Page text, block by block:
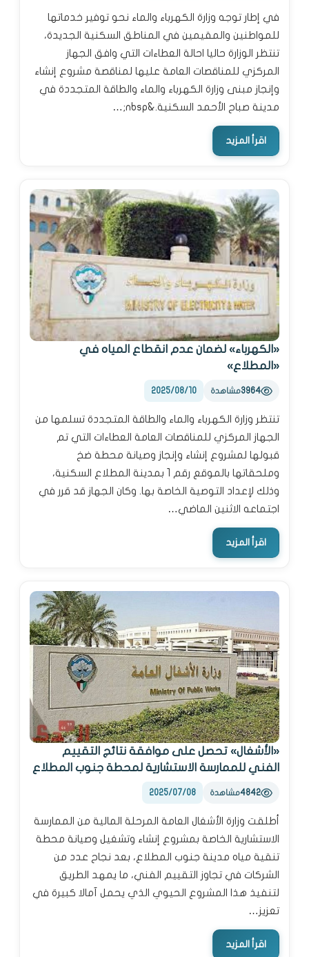
في إطار توجه وزارة الكهرباء والماء نحو توفير خدماتها
للمواطنين والمقيمين في المناطق السكنية الجديدة،
تنتظر الوزارة حاليا احالة العطاءات التي وافق الجهاز
المركزي للمناقصات العامة عليها لمناقصة مشروع إنشاء
وإنجاز مبنى وزارة الكهرباء والماء والطاقة المتجددة في
مدينة صباح الأحمد السكنية.&nbsp;…
اقرأ المزيد
«الكهرباء» لضمان عدم انقطاع المياه في
«المطلاع»
3964مشاهدة 2025/08/10
تنتظر وزارة الكهرباء والماء والطاقة المتجددة تسلمها من
الجهاز المركزي للمناقصات العامة العطاءات التي تم
قبولها لمشروع إنشاء وإنجاز وصيانة محطة ضخ
وملحقاتها بالموقع رقم 1 بمدينة المطلاع السكنية،
وذلك لإعداد التوصية الخاصة بها. وكان الجهاز قد قرر في
اجتماعه الاثنين الماضي…
اقرأ المزيد
«الأشغال» تحصل على موافقة نتائج التقييم
الفني للممارسة الاستشارية لمحطة جنوب المطلاع
4842مشاهدة 2025/07/08
أطلقت وزارة الأشغال العامة المرحلة المالية من الممارسة
الاستشارية الخاصة بمشروع إنشاء وتشغيل وصيانة محطة
تنقية مياه مدينة جنوب المطلاع، بعد نجاح عدد من
الشركات في تجاوز التقييم الفني، ما يمهد الطريق
لتنفيذ هذا المشروع الحيوي الذي يحمل آمالا كبيرة في
تعزيز…
اقرأ المزيد